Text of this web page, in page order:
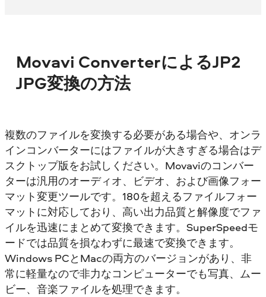
Movavi ConverterによるJP2
JPG変換の方法
複数のファイルを変換する必要がある場合や、オンラ
インコンバーターにはファイルが大きすぎる場合はデ
スクトップ版をお試しください。Movaviのコンバー
ターは汎用のオーディオ、ビデオ、および画像フォー
マット変更ツールです。180を超えるファイルフォー
マットに対応しており、高い出力品質と解像度でファ
イルを迅速にまとめて変換できます。SuperSpeedモ
ードでは品質を損なわずに最速で変換できます。
Windows PCとMacの両方のバージョンがあり、非
常に軽量なので非力なコンピューターでも写真、ムー
ビー、音楽ファイルを処理できます。